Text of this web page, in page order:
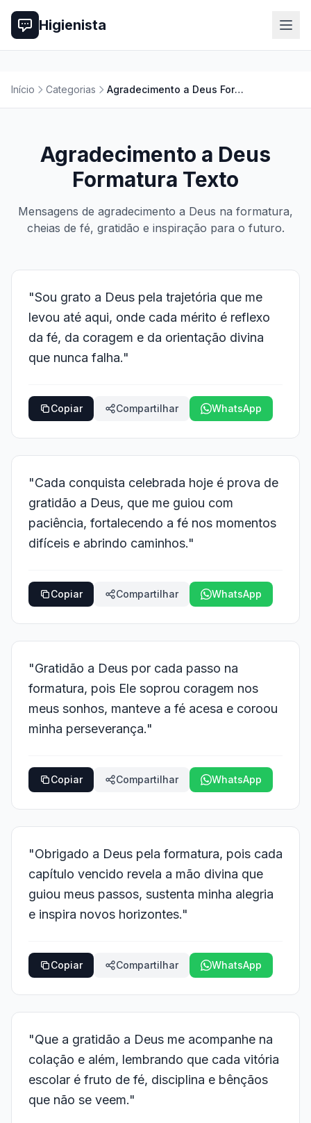
Higienista
Início Categorias Agradecimento a Deus Formatura Texto
Agradecimento a Deus
Formatura Texto
Mensagens de agradecimento a Deus na formatura,
cheias de fé, gratidão e inspiração para o futuro.
"Sou grato a Deus pela trajetória que me
levou até aqui, onde cada mérito é reflexo
da fé, da coragem e da orientação divina
que nunca falha."
Copiar Compartilhar WhatsApp
"Cada conquista celebrada hoje é prova de
gratidão a Deus, que me guiou com
paciência, fortalecendo a fé nos momentos
difíceis e abrindo caminhos."
Copiar Compartilhar WhatsApp
"Gratidão a Deus por cada passo na
formatura, pois Ele soprou coragem nos
meus sonhos, manteve a fé acesa e coroou
minha perseverança."
Copiar Compartilhar WhatsApp
"Obrigado a Deus pela formatura, pois cada
capítulo vencido revela a mão divina que
guiou meus passos, sustenta minha alegria
e inspira novos horizontes."
Copiar Compartilhar WhatsApp
"Que a gratidão a Deus me acompanhe na
colação e além, lembrando que cada vitória
escolar é fruto de fé, disciplina e bênçãos
que não se veem."